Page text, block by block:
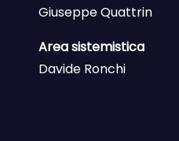
Giuseppe Quattrin
Area sistemistica
Davide Ronchi